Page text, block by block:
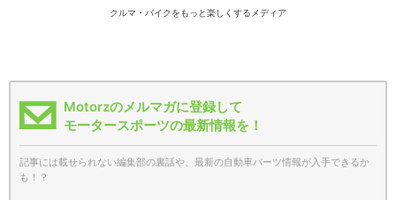
クルマ・バイクをもっと楽しくするメディア
Motorzのメルマガに登録して
モータースポーツの最新情報を！
記事には載せられない編集部の裏話や、最新の自動車パーツ情報が入手できるか
も！？